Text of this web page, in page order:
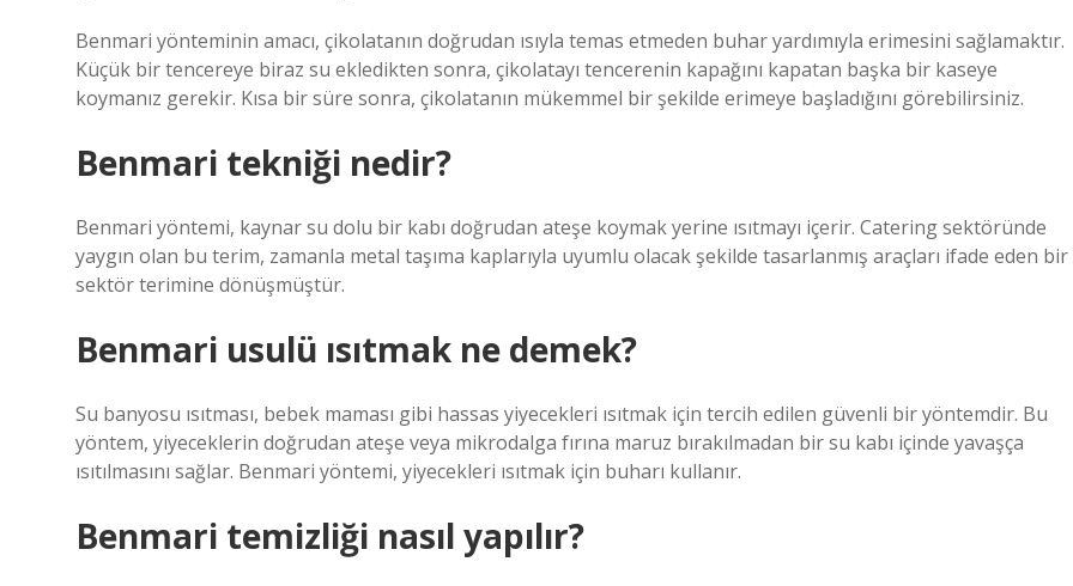
Benmari yönteminin amacı, çikolatanın doğrudan ısıyla temas etmeden buhar yardımıyla erimesini sağlamaktır.
Küçük bir tencereye biraz su ekledikten sonra, çikolatayı tencerenin kapağını kapatan başka bir kaseye
koymanız gerekir. Kısa bir süre sonra, çikolatanın mükemmel bir şekilde erimeye başladığını görebilirsiniz.
Benmari tekniği nedir?
Benmari yöntemi, kaynar su dolu bir kabı doğrudan ateşe koymak yerine ısıtmayı içerir. Catering sektöründe
yaygın olan bu terim, zamanla metal taşıma kaplarıyla uyumlu olacak şekilde tasarlanmış araçları ifade eden bir
sektör terimine dönüşmüştür.
Benmari usulü ısıtmak ne demek?
Su banyosu ısıtması, bebek maması gibi hassas yiyecekleri ısıtmak için tercih edilen güvenli bir yöntemdir. Bu
yöntem, yiyeceklerin doğrudan ateşe veya mikrodalga fırına maruz bırakılmadan bir su kabı içinde yavaşça
ısıtılmasını sağlar. Benmari yöntemi, yiyecekleri ısıtmak için buharı kullanır.
Benmari temizliği nasıl yapılır?